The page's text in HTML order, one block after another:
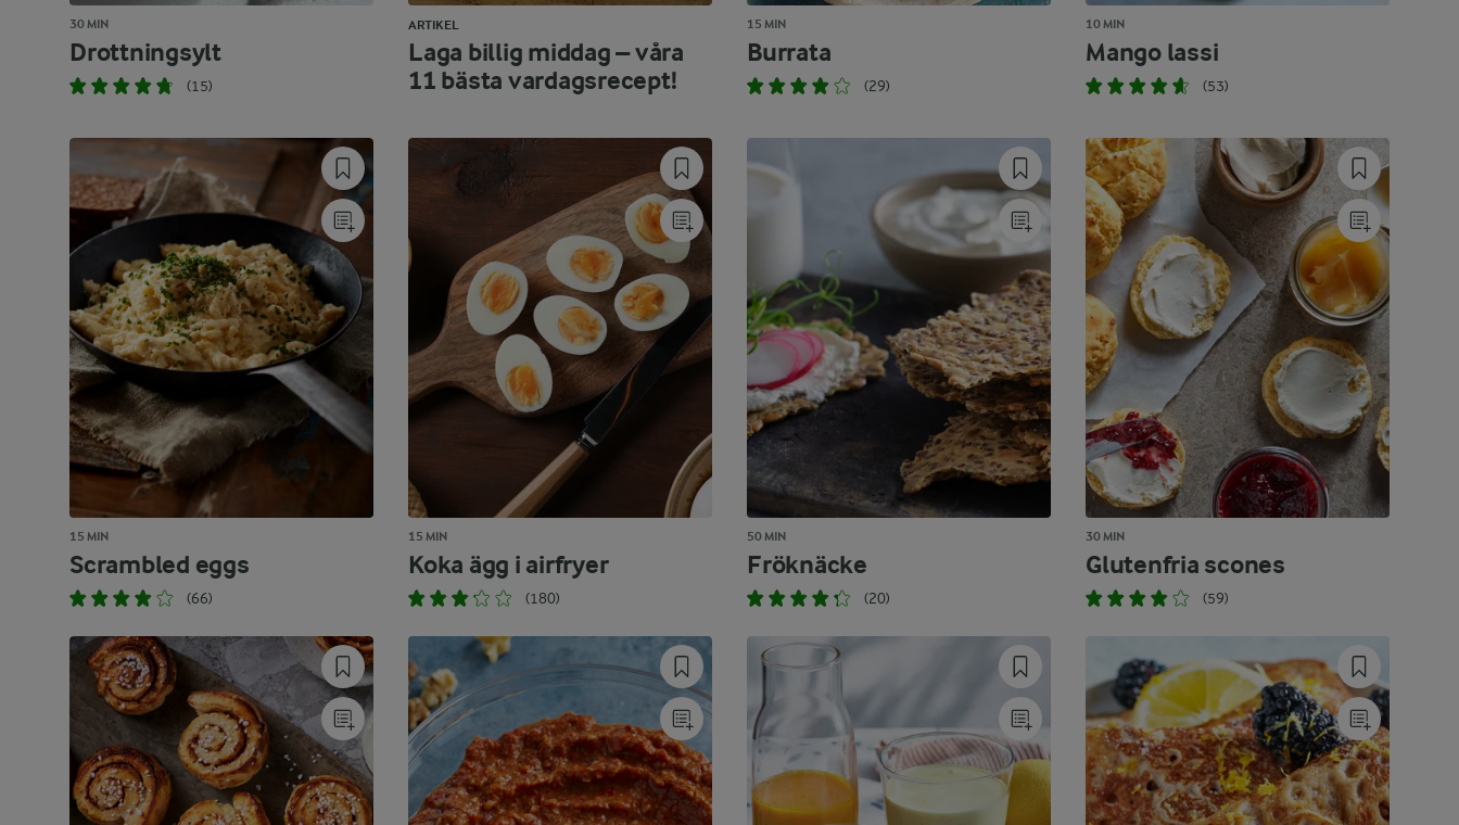
30 MIN
Drottningsylt
(15)
ARTIKEL
Laga billig middag – våra
11 bästa vardagsrecept!
15 MIN
Burrata
(29)
10 MIN
Mango lassi
(53)
15 MIN
Scrambled eggs
(66)
15 MIN
Koka ägg i airfryer
(180)
50 MIN
Fröknäcke
(20)
30 MIN
Glutenfria scones
(59)